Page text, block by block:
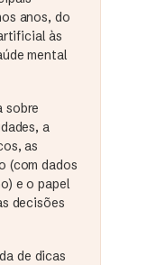
anos, do
às
mental
sobre
a
as
(com dados
e o papel
decisões
de dicas